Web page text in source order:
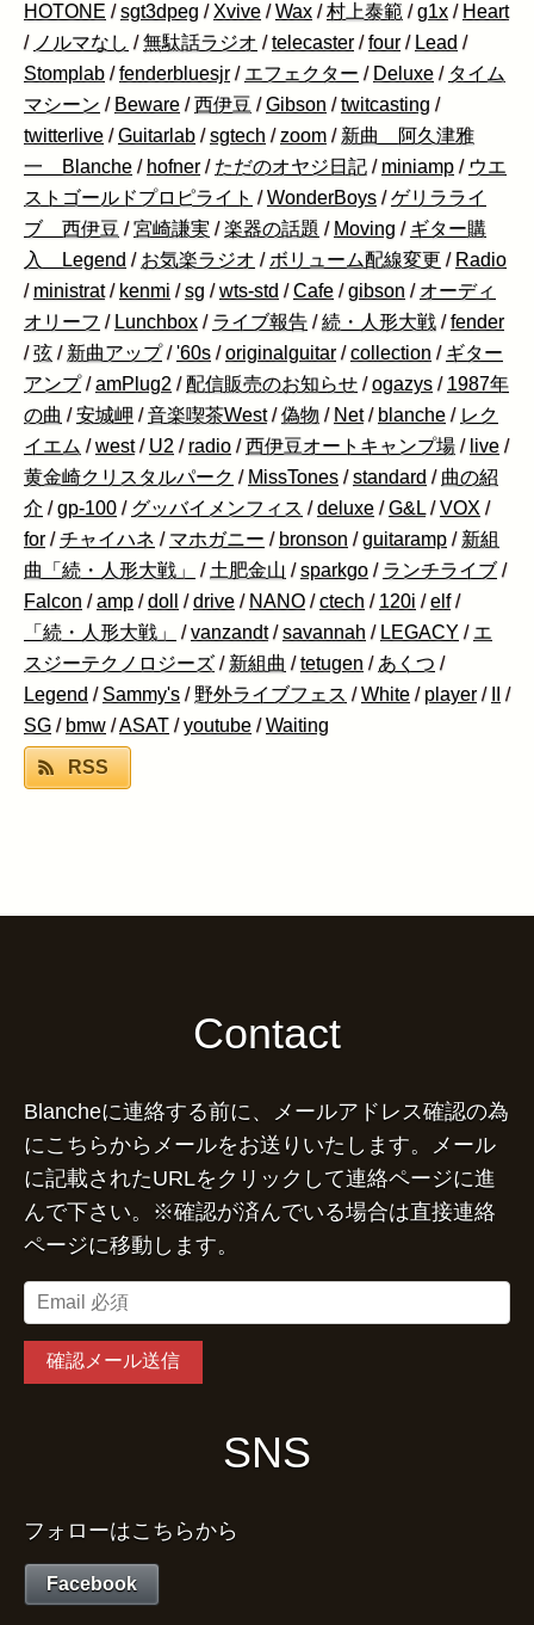
HOTONE /sgt3dpeg / Xvive /Wax /村上泰範 /g1x / Heart
/ ノルマなし /無駄話ラジオ /telecaster /four / Lead /
Stomplab /fenderbluesjr / エフェクター / Deluxe / タイム
マシーン / Beware /西伊豆 /Gibson /twitcasting /
twitterlive /Guitarlab /sgtech /zoom / 新曲 阿久津雅
一 Blanche / hofner / ただのオヤジ日記 / miniamp / ウエ
ストゴールドプロピライト /WonderBoys /ゲリラライ
ブ 西伊豆 /宮崎謙実 /楽器の話題 / Moving / ギター購
入 Legend / お気楽ラジオ / ボリューム配線変更 / Radio
/ ministrat / kenmi /sg /wts-std /Cafe /gibson / オーディ
オリーフ / Lunchbox / ライブ報告 /続・人形大戦 /fender
/弦 / 新曲アップ /'60s /originalguitar /collection / ギター
アンプ /amPlug2 /配信販売のお知らせ /ogazys / 1987年
の曲 /安城岬 /音楽喫茶West /偽物 / Net / blanche / レク
イエム /west / U2 / radio /西伊豆オートキャンプ場 / live /
黄金崎クリスタルパーク / MissTones /standard / 曲の紹
介 /gp-100 / グッバイメンフィス /deluxe /G&L /VOX /
for /チャイハネ / マホガニー / bronson /guitaramp / 新組
曲「続・人形大戦」
/ 土肥金山 /sparkgo / ランチライブ /
Falcon /amp /doll /drive / NANO /ctech / 120i /elf /
「続・人形大戦」
/vanzandt /savannah / LEGACY / エ
スジーテクノロジーズ / 新組曲 /tetugen / あくつ /
Legend /Sammy's / 野外ライブフェス /White / player /
/
SG / bmw /ASAT /youtube /Waiting
RSS
Contact
Blancheに連絡する前に、メールアドレス確認の為
にこちらからメールをお送りいたします。メール
に記載されたURLをクリックして連絡ページに進
んで下さい。※確認が済んでいる場合は直接連絡
ページに移動します。
SNS
フォローはこちらから
Facebook